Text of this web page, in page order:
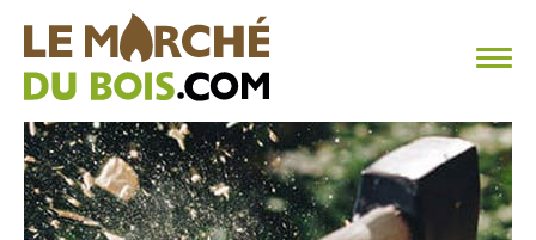
CHAUFFAGE AU BOIS
FAQ